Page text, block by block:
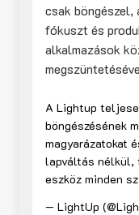
csak böngészel,
fókuszt és
alkalmazások
A Lightup
böngészésének
magyarázatokat
lapváltás nélkül,
eszköz minden
— LightUp